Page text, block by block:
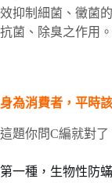
效抑制細菌、黴菌
抗菌、除臭之作用。
身為消費者，平時
這題你問C編就對了
第一種，生物性防蟎